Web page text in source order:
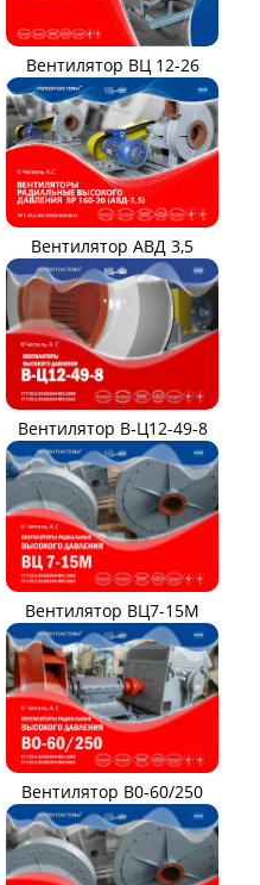
Вентилятор ВЦ 12-26
Вентилятор АВД 3,5
Вентилятор В-Ц12-49-8
Вентилятор ВЦ7-15М
Вентилятор В0-60/250